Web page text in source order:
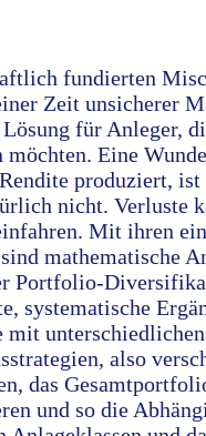
fundierten
Zeit unsicherer
für Anleger,
möchten. Eine
produziert,
nicht. Verluste
Mit ihren
mathematische
Portfolio-
systematische
mit unterschiedlichen
also
das
und so die